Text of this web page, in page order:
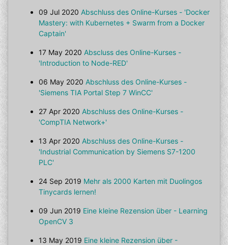
09 Jul 2020 Abschluss des Online-Kurses - 'Docker
Mastery: with Kubernetes + Swarm from a Docker
Captain'
17 May 2020 Abscluss des Online-Kurses -
'Introduction to Node-RED'
06 May 2020 Abschluss des Online-Kurses -
'Siemens TIA Portal Step 7 WinCC'
27 Apr 2020 Abschluss des Online-Kurses -
'CompTIA Network+'
13 Apr 2020 Abschluss des Online-Kurses -
'Industrial Communication by Siemens S7-1200
PLC'
24 Sep 2019 Mehr als 2000 Karten mit Duolingos
Tinycards lernen!
09 Jun 2019 Eine kleine Rezension über - Learning
OpenCV 3
13 May 2019 Eine kleine Rezension über -